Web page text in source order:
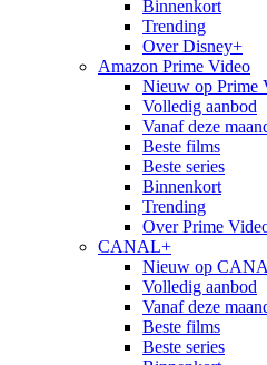
Binnenkort
Trending
Over Disney+
Amazon Prime Video
Nieuw op Prime
Volledig aanbod
Vanaf deze
Beste films
Beste series
Binnenkort
Trending
Over Prime
CANAL+
Nieuw op
Volledig aanbod
Vanaf deze
Beste films
Beste series